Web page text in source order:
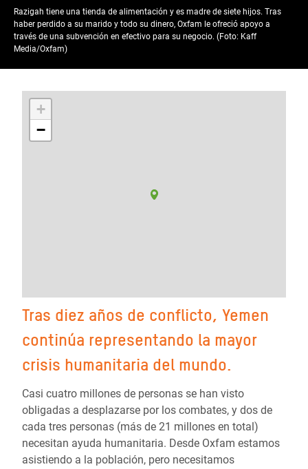
Razigah tiene una tienda de alimentación y es madre de siete hijos. Tras
haber perdido a su marido y todo su dinero, Oxfam le ofreció apoyo a
través de una subvención en efectivo para su negocio. (Foto: Kaff
Media/Oxfam)
+
−
Tras diez años de conflicto, Yemen
continúa representando la mayor
crisis humanitaria del mundo.
Casi cuatro millones de personas se han visto
obligadas a desplazarse por los combates, y dos de
cada tres personas (más de 21 millones en total)
necesitan ayuda humanitaria. Desde Oxfam estamos
asistiendo a la población, pero necesitamos